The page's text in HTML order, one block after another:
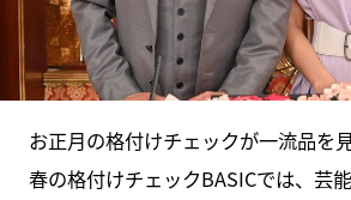
お正月の格付けチェックが一流品を
春の格付けチェックBASICでは、芸